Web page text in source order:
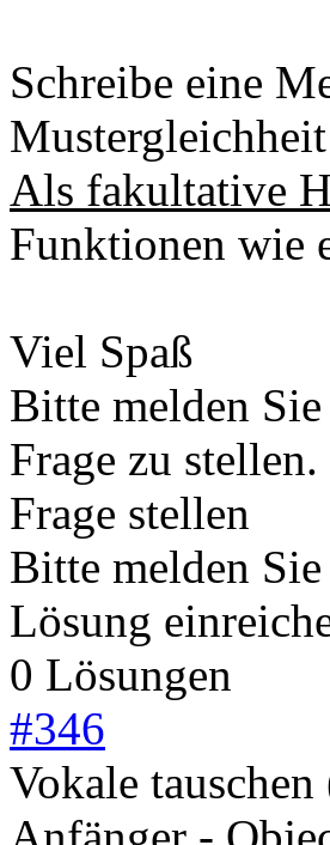
Schreibe eine
Als fakultative
Funktionen wie
Viel Spaß
Bitte melden
Frage zu stellen.
Frage stellen
Bitte melden
Lösung
0 Lösungen
#346
Vokale